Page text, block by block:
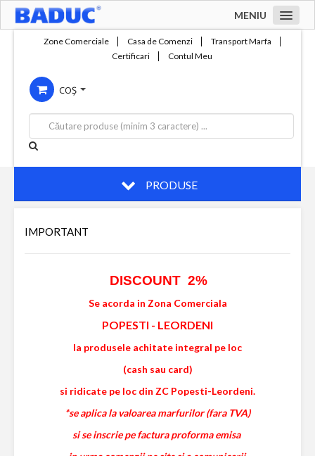
MENIU
Compania
Servicii
Productie
Contact
Zone Comerciale Casa de Comenzi
Transport Marfa
Certificari
Contul Meu
COȘ
PRODUSE
IMPORTANT
DISCOUNT 2%
Se acorda in Zona Comerciala
POPESTI - LEORDENI
la produsele achitate integral pe loc
(cash sau card)
si ridicate pe loc din ZC Popesti-Leordeni.
*se aplica la valoarea marfurilor (fara TVA)
si se inscrie pe factura proforma emisa